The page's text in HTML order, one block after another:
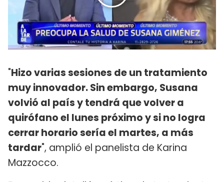
"Hizo varias sesiones de un tratamiento
muy innovador. Sin embargo, Susana
volvió al país y tendrá que volver a
quirófano el lunes próximo y si no logra
cerrar horario sería el martes, a más
tardar", amplió el panelista de Karina
Mazzocco.